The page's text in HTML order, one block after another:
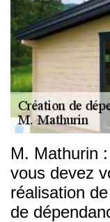
M. Mathurin
vous devez
réalisation
de